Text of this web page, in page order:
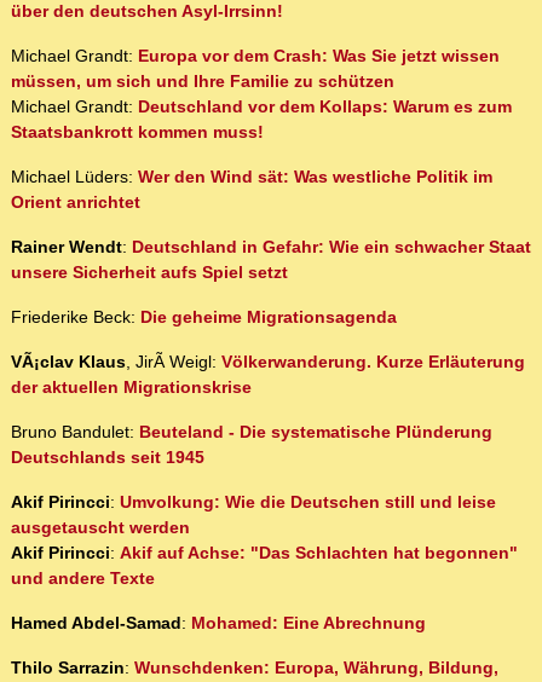
über den deutschen Asyl-Irrsinn!
Michael Grandt: Europa vor dem Crash: Was Sie jetzt wissen
müssen, um sich und Ihre Familie zu schützen
Michael Grandt: Deutschland vor dem Kollaps: Warum es zum
Staatsbankrott kommen muss!
Michael Lüders: Wer den Wind sät: Was westliche Politik im
Orient anrichtet
Rainer Wendt: Deutschland in Gefahr: Wie ein schwacher Staat
unsere Sicherheit aufs Spiel setzt
Friederike Beck: Die geheime Migrationsagenda
VÃ¡clav Klaus, JirÃ­ Weigl: Völkerwanderung. Kurze Erläuterung
der aktuellen Migrationskrise
Bruno Bandulet: Beuteland - Die systematische Plünderung
Deutschlands seit 1945
Akif Pirincci: Umvolkung: Wie die Deutschen still und leise
ausgetauscht werden
Akif Pirincci: Akif auf Achse: "Das Schlachten hat begonnen"
und andere Texte
Hamed Abdel-Samad: Mohamed: Eine Abrechnung
Thilo Sarrazin: Wunschdenken: Europa, Währung, Bildung,